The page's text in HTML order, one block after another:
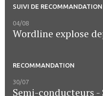
SUIVI DE RECOMMANDATION
04/08
Wordline explose
RECOMMANDATION
30/07
Semi-conducteurs -